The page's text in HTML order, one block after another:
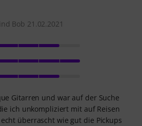
Bob 21.02.2021
Gitarren und war auf der Suche
ich unkompliziert mit auf Reisen
überrascht wie gut die Pickups